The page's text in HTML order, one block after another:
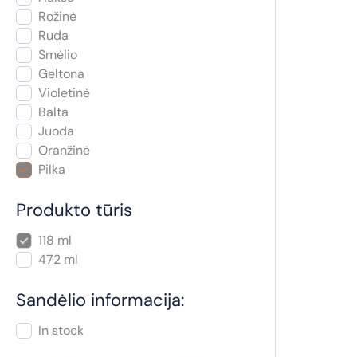
Rožinė
Ruda
Smėlio
Geltona
Violetinė
Balta
Juoda
Oranžinė
Pilka
Produkto tūris
118 ml
472 ml
Sandėlio informacija:
In stock